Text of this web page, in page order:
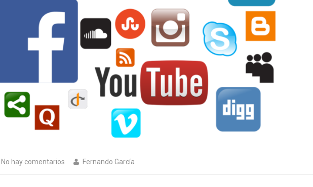
No hay comentarios Fernando García